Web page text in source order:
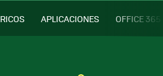
APLICACIONES OFFICE 365